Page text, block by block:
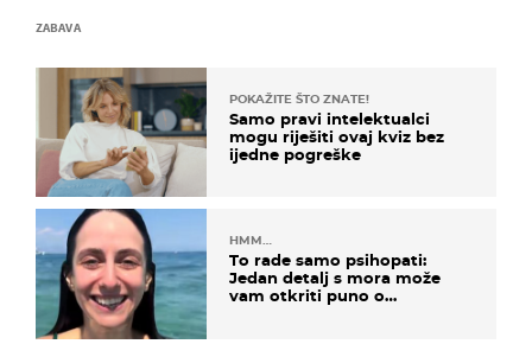
ZABAVA
POKAŽITE ŠTO ZNATE!
Samo pravi intelektualci
mogu riješiti ovaj kviz bez
ijedne pogreške
HMM…
To rade samo psihopati:
Jedan detalj s mora može
vam otkriti puno o